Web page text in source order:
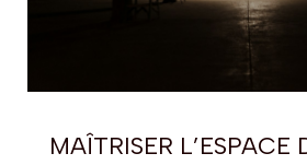
MAÎTRISER L’ESPACE